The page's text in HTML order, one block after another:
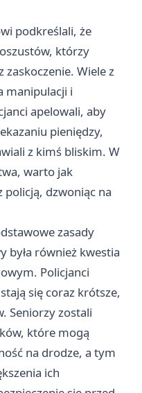
podkreślali, że
którzy
Wiele z
manipulacji i
apelowali, aby
pieniędzy,
z kimś bliskim. W
warto jak
policją, dzwoniąc na
zasady
była również kwestia
Policjanci
się coraz krótsze,
Seniorzy zostali
które mogą
na drodze, a tym
ich